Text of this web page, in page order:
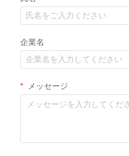
企業名
メッセージ